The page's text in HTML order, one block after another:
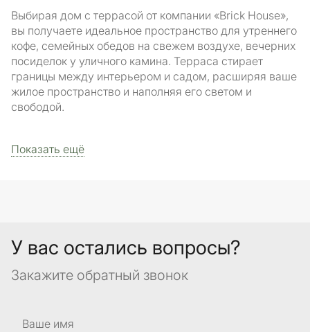
Выбирая дом с террасой от компании «Brick House»,
вы получаете идеальное пространство для утреннего
кофе, семейных обедов на свежем воздухе, вечерних
посиделок у уличного камина. Терраса стирает
границы между интерьером и садом, расширяя ваше
жилое пространство и наполняя его светом и
свободой.
Показать ещё
У вас остались вопросы?
Закажите обратный звонок
Ваше имя